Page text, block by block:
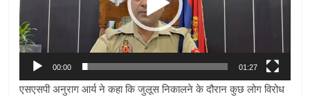
00:00 01:27
एसएसपी अनुराग आर्य ने कहा कि जुलूस निकालने के दौरान कुछ लोग विरोध